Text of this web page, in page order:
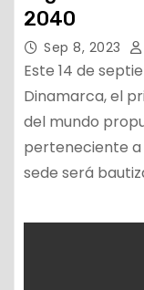
2040
Sep 8, 2023
Este 14 de
Dinamarca, el
del mundo
perteneciente a
sede será